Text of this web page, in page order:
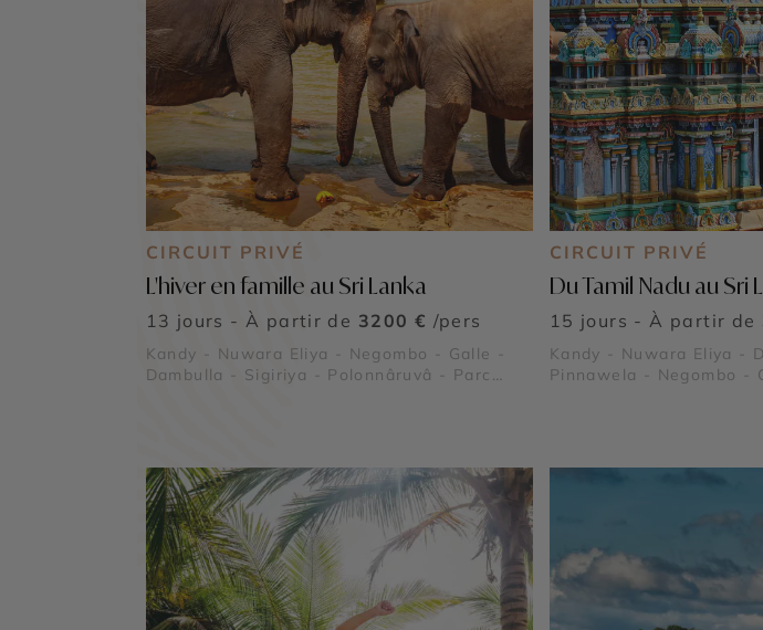
CIRCUIT PRIVÉ
L'hiver en famille au Sri Lanka
13 jours - À partir de 3200 € /pers
Kandy - Nuwara Eliya - Negombo - Galle -
Dambulla - Sigiriya - Polonnâruvâ - Parc
CIRCUIT PRIVÉ
Du Tamil Nadu au Sri
15 jours - À partir de
Kandy - Nuwara Eliya -
Pinnawela - Negombo -